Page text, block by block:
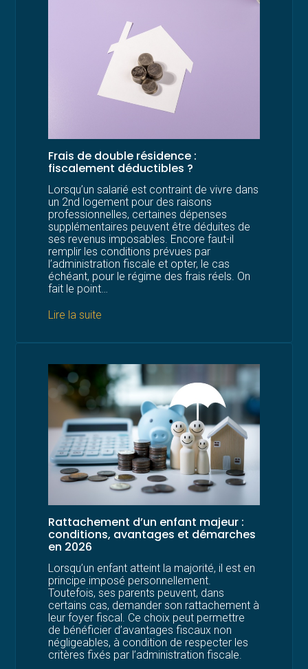
Frais de double résidence :
fiscalement déductibles ?
Lorsqu’un salarié est contraint de vivre dans
un 2nd logement pour des raisons
professionnelles, certaines dépenses
supplémentaires peuvent être déduites de
ses revenus imposables. Encore faut-il
remplir les conditions prévues par
l’administration fiscale et opter, le cas
échéant, pour le régime des frais réels. On
fait le point…
Lire la suite
Rattachement d’un enfant majeur :
conditions, avantages et démarches
en 2026
Lorsqu’un enfant atteint la majorité, il est en
principe imposé personnellement.
Toutefois, ses parents peuvent, dans
certains cas, demander son rattachement à
leur foyer fiscal. Ce choix peut permettre
de bénéficier d’avantages fiscaux non
négligeables, à condition de respecter les
critères fixés par l’administration fiscale.